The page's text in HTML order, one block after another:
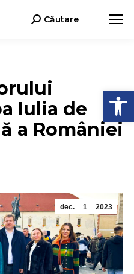
Search:Căutare
Iulia de
a României
dec. 1 2023